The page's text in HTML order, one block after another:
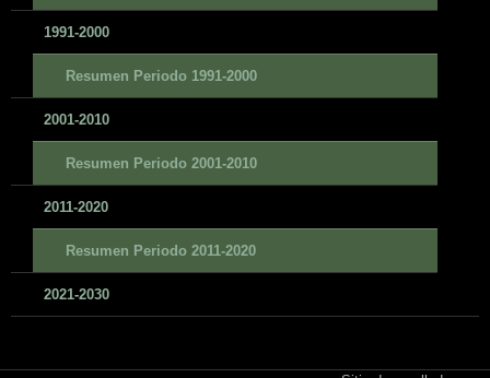
1991-2000
Resumen Periodo 1991-2000
2001-2010
Resumen Periodo 2001-2010
2011-2020
Resumen Periodo 2011-2020
2021-2030